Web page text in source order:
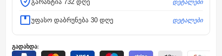
გარანტია 732 დღე დეტალები
უფასო დაბრუნება 30 დღე დეტალები
გადახდა: